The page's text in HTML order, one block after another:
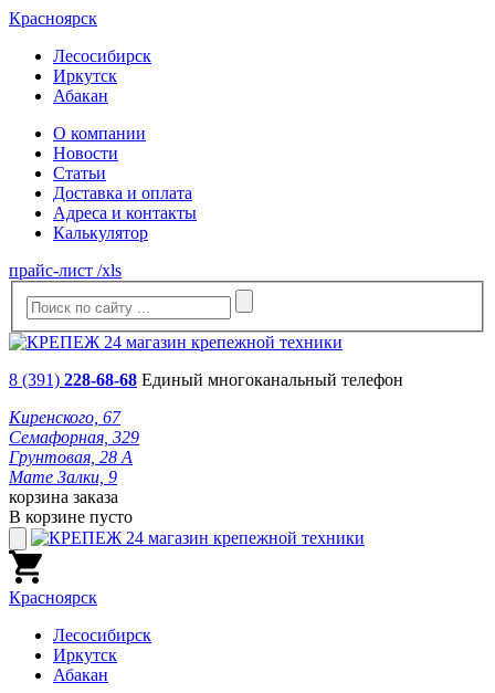
Красноярск
Лесосибирск
Иркутск
Абакан
О компании
Новости
Статьи
Доставка и оплата
Адреса и контакты
Калькулятор
прайс-лист /xls
8 (391) 228-68-68 Единый многоканальный телефон
Киренского, 67
Семафорная, 329
Грунтовая, 28 А
Мате Залки, 9
корзина заказа
В корзине пусто
Красноярск
Лесосибирск
Иркутск
Абакан